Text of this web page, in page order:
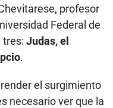
profesor
Federal de
tres: Judas, el
.
el surgimiento
necesario ver que la